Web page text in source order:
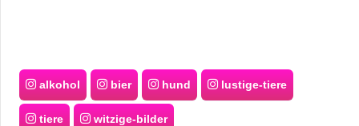
alkohol bier hund lustige-tiere
tiere witzige-bilder